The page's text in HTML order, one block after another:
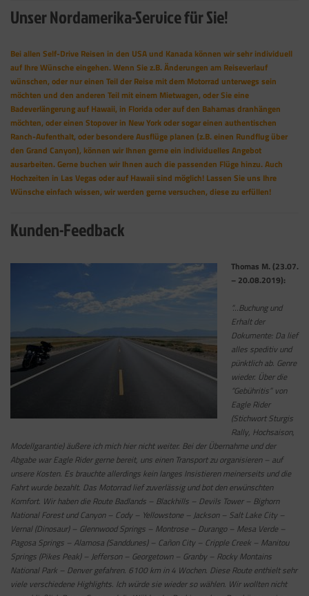
Unser Nordamerika-Service für Sie!
Bei allen Self-Drive Reisen in den USA und Kanada können wir sehr individuell
auf Ihre Wünsche eingehen. Wenn Sie z.B. Änderungen am Reiseverlauf
wünschen, oder nur einen Teil der Reise mit dem Motorrad unterwegs sein
möchten und den anderen Teil mit einem Mietwagen, oder Sie eine
Badeverlängerung auf Hawaii, in Florida oder auf den Bahamas dranhängen
möchten, oder einen Stopover in New York oder sogar einen authentischen
Ranch-Aufenthalt, oder besondere Ausflüge planen (z.B. einen Rundflug über
den Grand Canyon), können wir Ihnen gerne ein individuelles Angebot
ausarbeiten. Gerne buchen wir Ihnen auch die passenden Flüge hinzu. Auch
Hochzeiten in Las Vegas oder auf Hawaii sind möglich! Lassen Sie uns Ihre
Wünsche einfach wissen, wir werden gerne versuchen, diese zu erfüllen!
Kunden-Feedback
Thomas M. (23.07.
– 20.08.2019):
“…Buchung und
Erhalt der
Dokumente: Da lief
alles speditiv und
pünktlich ab. Genre
wieder. Über die
“Gebühritis” von
Eagle Rider
(Stichwort Sturgis
Rally, Hochsaison,
Modellgarantie) äußere ich mich hier nicht weiter. Bei der Übernahme und der
Abgabe war Eagle Rider gerne bereit, uns einen Transport zu organisieren – auf
unsere Kosten. Es brauchte allerdings kein langes Insistieren meinerseits und die
Fahrt wurde bezahlt. Das Motorrad lief zuverlässig und bot den erwünschten
Komfort. Wir haben die Route Badlands – Blackhills – Devils Tower – Bighorn
National Forest und Canyon – Cody – Yellowstone – Jackson – Salt Lake City –
Vernal (Dinosaur) – Glennwood Springs – Montrose – Durango – Mesa Verde –
Pagosa Springs – Alamosa (Sanddunes) – Cañon City – Cripple Creek – Manitou
Springs (Pikes Peak) – Jefferson – Georgetown – Granby – Rocky Montains
National Park – Denver gefahren. 6100 km in 4 Wochen. Diese Route enthielt sehr
viele verschiedene Highlights. Ich würde sie wieder so wählen. Wir wollten nicht